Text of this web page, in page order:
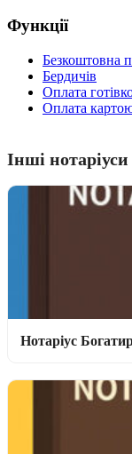
Функції
Безкоштовна
Бердичів
Оплата
Оплата
Інші
Нотаріус